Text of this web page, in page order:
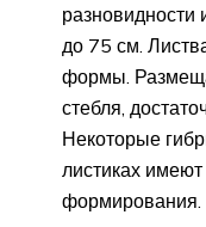
разновидности
до 75 см.
формы.
стебля,
Некоторые
листиках
формирования.